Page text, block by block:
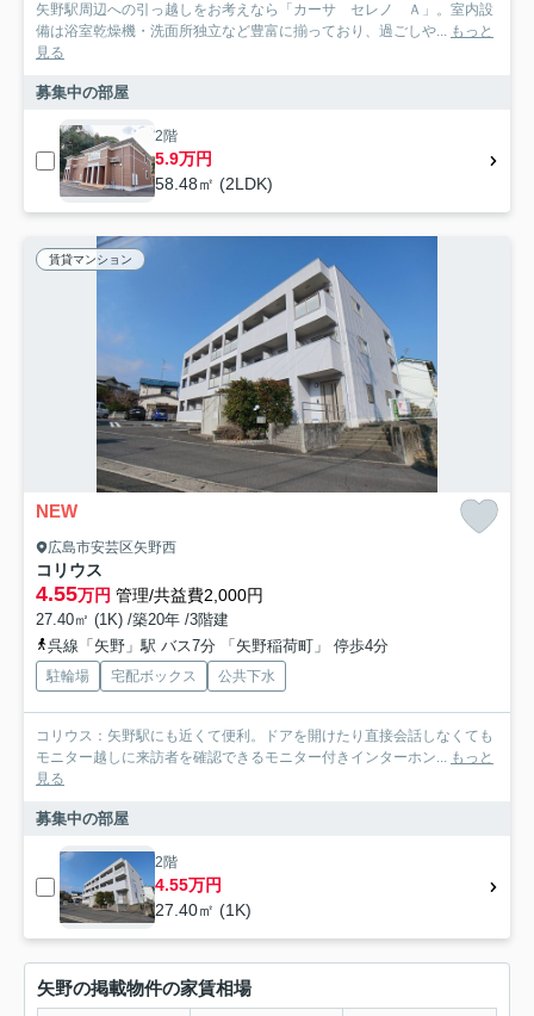
矢野駅周辺への引っ越しをお考えなら「カーサ セレノ Ａ」。室内設
備は浴室乾燥機・洗面所独立など豊富に揃っており、過ごしや... もっと
見る
募集中の部屋
2階
5.9万円
58.48㎡ (2LDK)
賃貸マンション
NEW
広島市安芸区矢野西
コリウス
4.55万円 管理/共益費2,000円
27.40㎡ (1K) /築20年 /3階建
呉線「矢野」駅 バス7分 「矢野稲荷町」 停歩4分
駐輪場 宅配ボックス 公共下水
コリウス：矢野駅にも近くて便利。ドアを開けたり直接会話しなくても
モニター越しに来訪者を確認できるモニター付きインターホン... もっと
見る
募集中の部屋
2階
4.55万円
27.40㎡ (1K)
矢野の掲載物件の家賃相場